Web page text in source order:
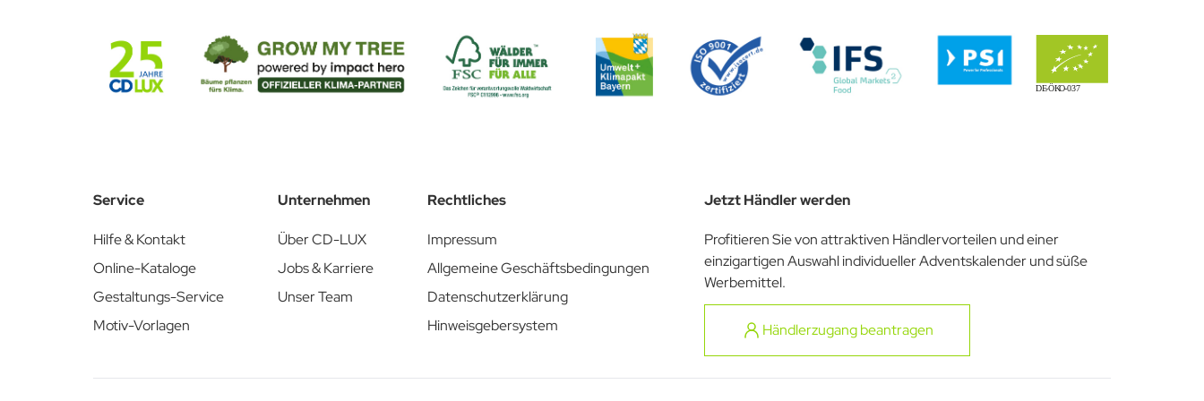
Laden Sie hier die passende Stanzkontur herunter:
Stanzkontur PDF & AI
Service
Hilfe & Kontakt
Online-Kataloge
Gestaltungs-Service
Motiv-Vorlagen
Unternehmen
Über CD-LUX
Jobs & Karriere
Unser Team
Rechtliches
Impressum
Allgemeine Geschäftsbedingungen
Datenschutzerklärung
Hinweisgebersystem
Jetzt Händler werden
Profitieren Sie von attraktiven Händlervorteilen und einer
einzigartigen Auswahl individueller Adventskalender und süße
Werbemittel.
Händlerzugang beantragen